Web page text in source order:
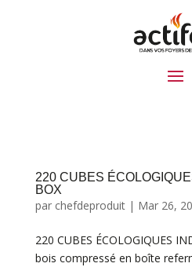
220 CUBES
BOX
par chefdeproduit| Mar 26,
220 CUBES ÉCOLOGIQUES
bois compressé en boîte